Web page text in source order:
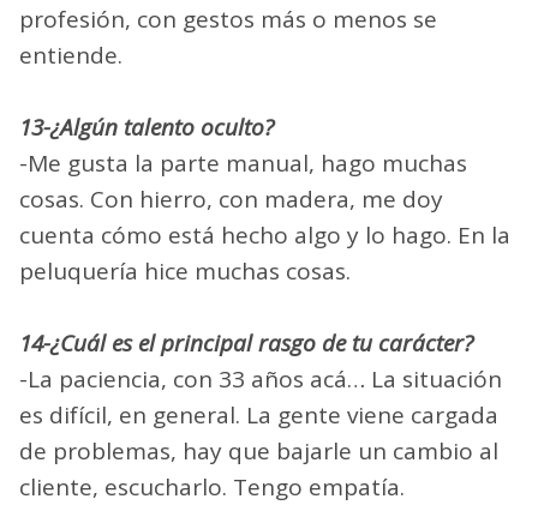
profesión, con gestos más o menos se
entiende.
13-¿Algún talento oculto?
-Me gusta la parte manual, hago muchas
cosas. Con hierro, con madera, me doy
cuenta cómo está hecho algo y lo hago. En la
peluquería hice muchas cosas.
14-¿Cuál es el principal rasgo de tu carácter?
-La paciencia, con 33 años acá… La situación
es difícil, en general. La gente viene cargada
de problemas, hay que bajarle un cambio al
cliente, escucharlo. Tengo empatía.